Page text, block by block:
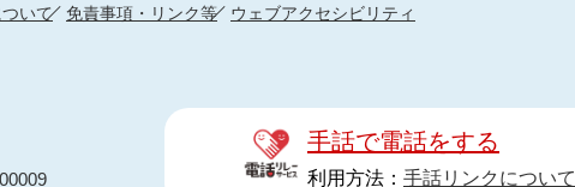
いて 免責事項・リンク等 ウェブアクセシビリティ
手話で電話をする
利用方法： 手話リンクについて